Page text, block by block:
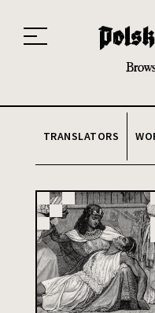
20th and 21st century module
TRANSLATORS